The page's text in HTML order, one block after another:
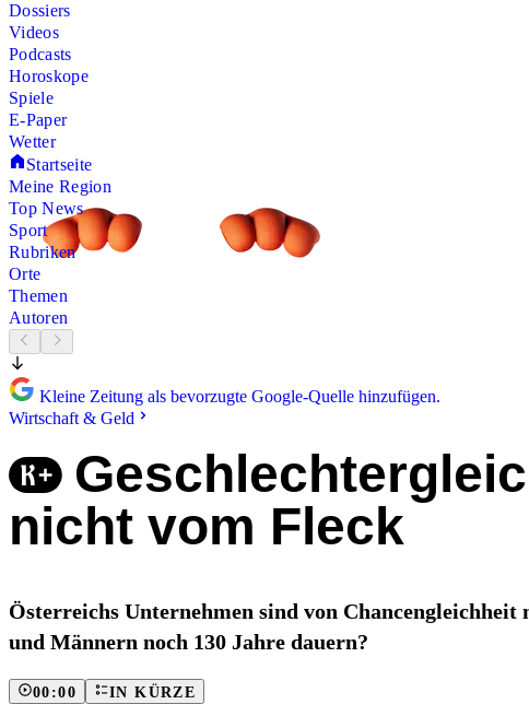
Dossiers
Videos
Podcasts
Horoskope
Spiele
E-Paper
Wetter
Startseite
Meine Region
Top News
Sport
Rubriken
Orte
Themen
Autoren
Kleine Zeitung als bevorzugte Google-Quelle hinzufügen.
Wirtschaft & Geld
nicht vom Fleck
Österreichs Unternehmen sind von
und Männern noch 130 Jahre dauern?
00:00 IN KÜRZE